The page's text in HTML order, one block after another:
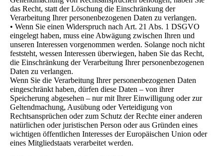
das Recht, statt der Löschung die Einschränkung der
Verarbeitung Ihrer personenbezogenen Daten zu verlangen.
• Wenn Sie einen Widerspruch nach Art. 21 Abs. 1 DSGVO
eingelegt haben, muss eine Abwägung zwischen Ihren und
unseren Interessen vorgenommen werden. Solange noch nicht
feststeht, wessen Interessen überwiegen, haben Sie das Recht,
die Einschränkung der Verarbeitung Ihrer personenbezogenen
Daten zu verlangen.
Wenn Sie die Verarbeitung Ihrer personenbezogenen Daten
eingeschränkt haben, dürfen diese Daten – von ihrer
Speicherung abgesehen – nur mit Ihrer Einwilligung oder zur
Geltendmachung, Ausübung oder Verteidigung von
Rechtsansprüchen oder zum Schutz der Rechte einer anderen
natürlichen oder juristischen Person oder aus Gründen eines
wichtigen öffentlichen Interesses der Europäischen Union oder
eines Mitgliedstaats verarbeitet werden.